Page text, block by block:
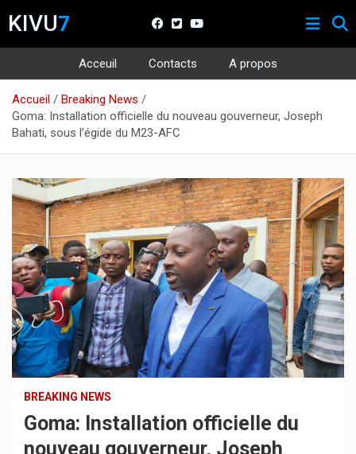
KIVU7
Acceuil Contacts
A propos
contenu
Accueil
Breaking News
Goma: Installation officielle du nouveau gouverneur, Joseph
Bahati, sous l’égide du M23-AFC
BREAKING NEWS
Goma: Installation officielle du
nouveau gouverneur, Joseph